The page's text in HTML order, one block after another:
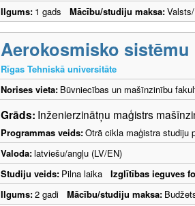
Ilgums: 1 gads Mācību/studiju maksa:
Aerokosmisko
Rīgas Tehniskā universitāte
Norises vieta: Būvniecības un mašīnzinību
Grāds: Inženierzinātņu maģistrs
Programmas veids:Otrā cikla maģistra studiju
Valoda:latviešu/angļu (LV/EN)
Studiju veids: Pilna laika Izglītības ieguves
Ilgums:2 gadi Mācību/studiju maksa: